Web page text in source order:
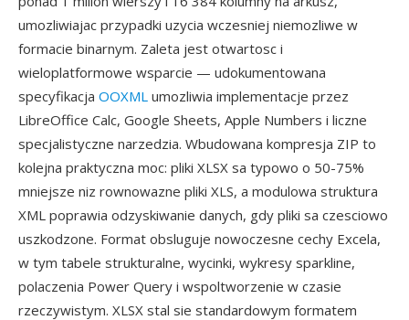
umozliwiajac przypadki uzycia wczesniej niemozliwe w
formacie binarnym. Zaleta jest otwartosc i
wieloplatformowe wsparcie — udokumentowana
specyfikacja OOXML umozliwia implementacje przez
LibreOffice Calc, Google Sheets, Apple Numbers i liczne
specjalistyczne narzedzia. Wbudowana kompresja ZIP to
kolejna praktyczna moc: pliki XLSX sa typowo o 50-75%
mniejsze niz rownowazne pliki XLS, a modulowa struktura
XML poprawia odzyskiwanie danych, gdy pliki sa czesciowo
uszkodzone. Format obsluguje nowoczesne cechy Excela,
w tym tabele strukturalne, wycinki, wykresy sparkline,
polaczenia Power Query i wspoltworzenie w czasie
rzeczywistym. XLSX stal sie standardowym formatem